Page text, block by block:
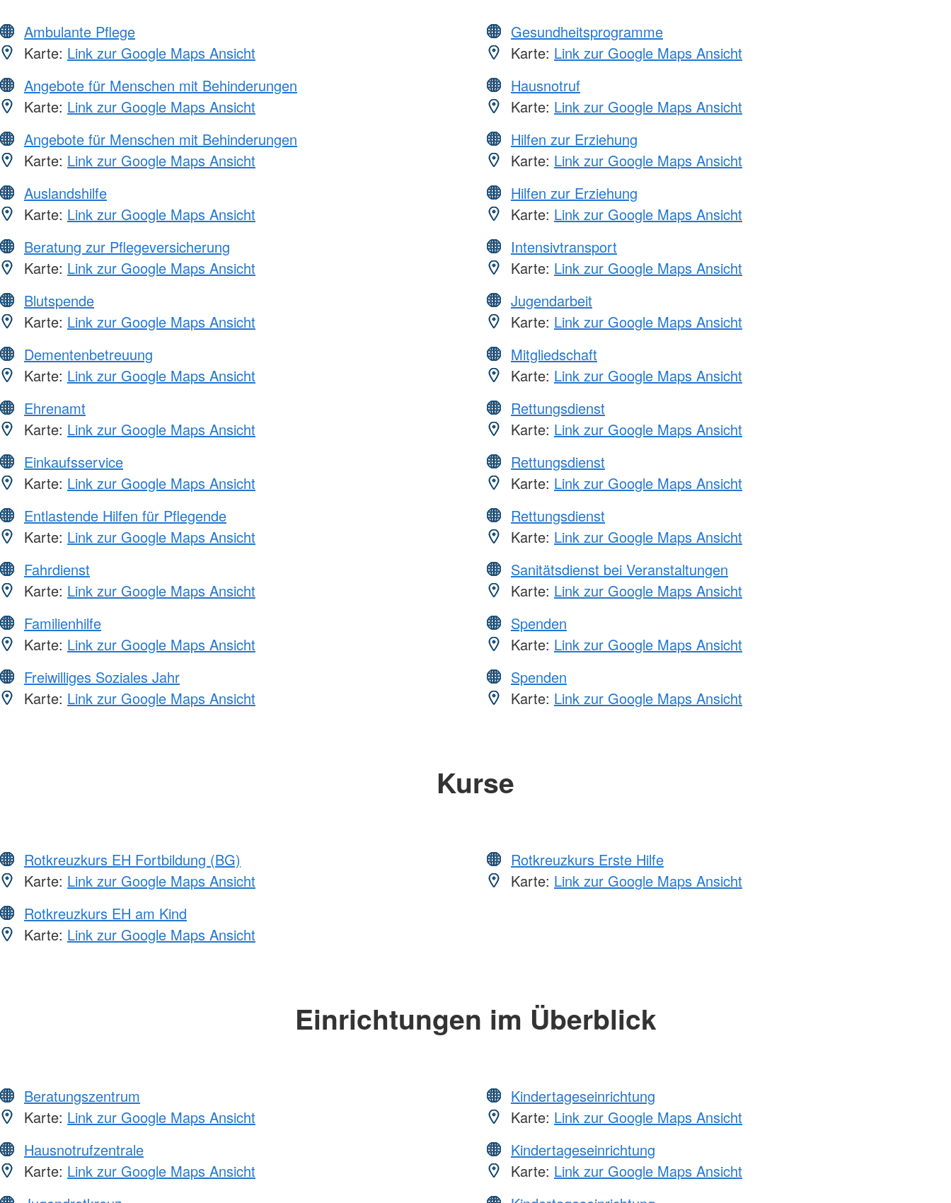
Ambulante Pflege
Karte: Link zur Google Maps Ansicht
Angebote für Menschen mit Behinderungen
Karte: Link zur Google Maps Ansicht
Angebote für Menschen mit Behinderungen
Karte: Link zur Google Maps Ansicht
Auslandshilfe
Karte: Link zur Google Maps Ansicht
Beratung zur Pflegeversicherung
Karte: Link zur Google Maps Ansicht
Blutspende
Karte: Link zur Google Maps Ansicht
Dementenbetreuung
Karte: Link zur Google Maps Ansicht
Ehrenamt
Karte: Link zur Google Maps Ansicht
Einkaufsservice
Karte: Link zur Google Maps Ansicht
Entlastende Hilfen für Pflegende
Karte: Link zur Google Maps Ansicht
Fahrdienst
Karte: Link zur Google Maps Ansicht
Familienhilfe
Karte: Link zur Google Maps Ansicht
Freiwilliges Soziales Jahr
Karte: Link zur Google Maps Ansicht
Gesundheitsprogramme
Karte: Link zur Google Maps Ansicht
Hausnotruf
Karte: Link zur Google Maps Ansicht
Hilfen zur Erziehung
Karte: Link zur Google Maps Ansicht
Hilfen zur Erziehung
Karte: Link zur Google Maps Ansicht
Intensivtransport
Karte: Link zur Google Maps Ansicht
Jugendarbeit
Karte: Link zur Google Maps Ansicht
Mitgliedschaft
Karte: Link zur Google Maps Ansicht
Rettungsdienst
Karte: Link zur Google Maps Ansicht
Rettungsdienst
Karte: Link zur Google Maps Ansicht
Rettungsdienst
Karte: Link zur Google Maps Ansicht
Sanitätsdienst bei Veranstaltungen
Karte: Link zur Google Maps Ansicht
Spenden
Karte: Link zur Google Maps Ansicht
Spenden
Karte: Link zur Google Maps Ansicht
Kurse
Rotkreuzkurs EH Fortbildung (BG)
Karte: Link zur Google Maps Ansicht
Rotkreuzkurs EH am Kind
Karte: Link zur Google Maps Ansicht
Rotkreuzkurs Erste Hilfe
Karte: Link zur Google Maps Ansicht
Einrichtungen im Überblick
Beratungszentrum
Karte: Link zur Google Maps Ansicht
Hausnotrufzentrale
Karte: Link zur Google Maps Ansicht
Kindertageseinrichtung
Karte: Link zur Google Maps Ansicht
Kindertageseinrichtung
Karte: Link zur Google Maps Ansicht